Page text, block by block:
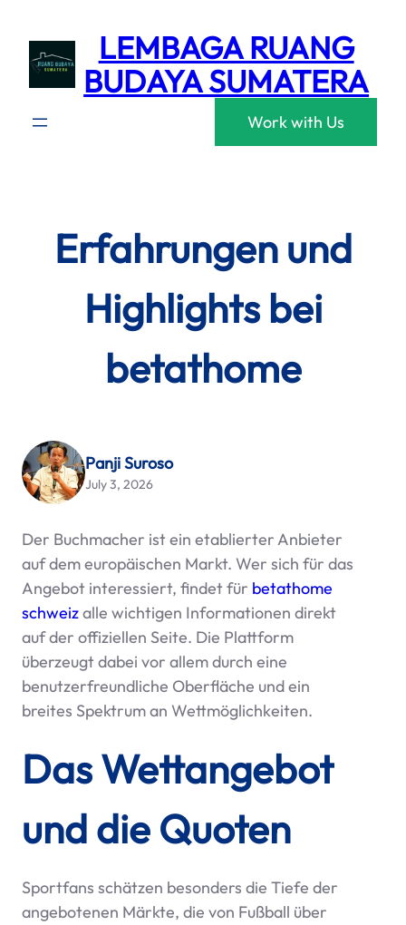
content
LEMBAGA RUANG
BUDAYA SUMATERA
Work with Us
Erfahrungen und
Highlights bei
betathome
Panji Suroso
July 3, 2026
Der Buchmacher ist ein etablierter Anbieter
auf dem europäischen Markt. Wer sich für das
Angebot interessiert, findet für betathome
schweizalle wichtigen Informationen direkt
auf der offiziellen Seite. Die Plattform
überzeugt dabei vor allem durch eine
benutzerfreundliche Oberfläche und ein
breites Spektrum an Wettmöglichkeiten.
Das Wettangebot
und die Quoten
Sportfans schätzen besonders die Tiefe der
angebotenen Märkte, die von Fußball über